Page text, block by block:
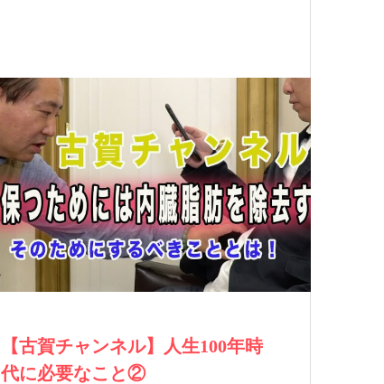
【古賀チャンネル】人生100年時
代に必要なこと②